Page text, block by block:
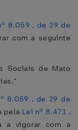
8.059 , de 29 de
com a seguinte
Sociais de Mato
8.059 , de 29 de
pela Lei nº 8.471 ,
a vigorar com a